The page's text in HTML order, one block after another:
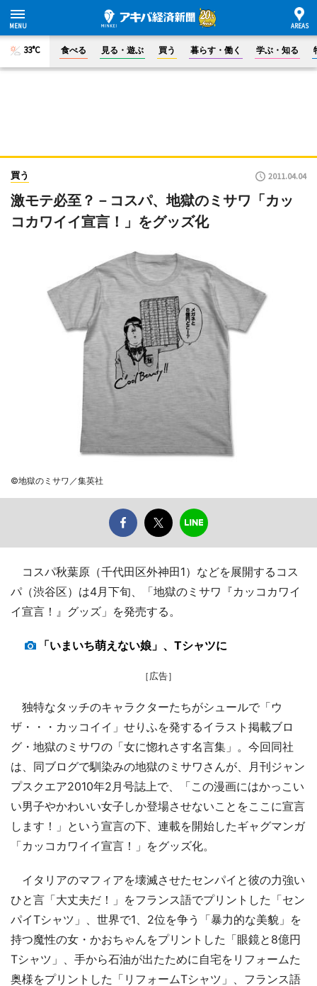
33°C 食べる 見る・遊ぶ 買う 暮らす・働く 学ぶ・知る
買う 2011.04.04
激モテ必至？－コスパ、地獄のミサワ「カッ
コカワイイ宣言！」をグッズ化
©地獄のミサワ／集英社
コスパ秋葉原（千代田区外神田1）などを展開するコス
パ（渋谷区）は4月下旬、「地獄のミサワ『カッコカワイ
イ宣言！』グッズ」を発売する。
「いまいち萌えない娘」、Tシャツに
［広告］
独特なタッチのキャラクターたちがシュールで「ウ
ザ・・・カッコイイ」せりふを発するイラスト掲載ブロ
グ・地獄のミサワの「女に惚れさす名言集」。今回同社
は、同ブログで馴染みの地獄のミサワさんが、月刊ジャン
プスクエア2010年2月号誌上で、「この漫画にはかっこい
い男子やかわいい女子しか登場させないことをここに宣言
します！」という宣言の下、連載を開始したギャグマンガ
「カッコカワイイ宣言！」をグッズ化。
イタリアのマフィアを壊滅させたセンパイと彼の力強い
ひと言「大丈夫だ！」をフランス語でプリントした「セン
パイTシャツ」、世界で1、2位を争う「暴力的な美貌」を
持つ魔性の女・かおちゃんをプリントした「眼鏡と8億円
Tシャツ」、手から石油が出たために自宅をリフォームた
奥様をプリントした「リフォームTシャツ」、フランス語